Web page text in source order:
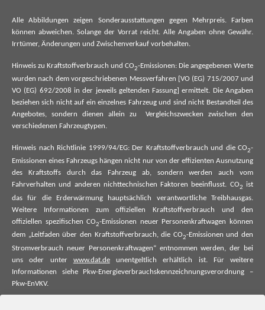
Alle Abbildungen zeigen Sonderausstattungen gegen Mehrpreis. Farben
können abweichen. Solange der Vorrat reicht. Alle Angaben ohne Gewähr.
Irrtümer, Änderungen und Zwischenverkauf vorbehalten.
Hinweis zu Kraftstoffverbrauch und CO2-Emissionen: Die angegebenen Werte
wurden nach dem vorgeschriebenen Messverfahren [VO (EG) 715/2007 und
VO (EG) 692/2008 in der jeweils geltenden Fassung] ermittelt. Die Angaben
beziehen sich nicht auf ein einzelnes Fahrzeug und sind nicht Bestandteil des
Angebotes, sondern dienen allein zu Vergleichszwecken zwischen den
verschiedenen Fahrzeugtypen.
Hinweis nach Richtlinie 1999/94/EG: Der Kraftstoffverbrauch und die CO2-
Emissionen eines Fahrzeugs hängen nicht nur von der effizienten Ausnutzung
des Kraftstoffs durch das Fahrzeug ab, sondern werden auch vom
Fahrverhalten und anderen nichttechnischen Faktoren beeinflusst. CO2
ist
das für die Erderwärmung hauptsächlich verantwortliche Treibhausgas.
Weitere Informationen zum offiziellen Kraftstoffverbrauch und den
offiziellen spezifischen CO2-Emissionen neuer Personenkraftwagen können
dem „Leitfaden über den Kraftstoffverbrauch, die CO2-Emissionen und den
Stromverbrauch neuer Personenkraftwagen“ entnommen werden, der bei
uns oder unter www.dat.deunentgeltlich erhältlich ist. Für weitere
Informationen siehe Pkw-Energieverbrauchskennzeichnungsverordnung –
Pkw-EnVKV.